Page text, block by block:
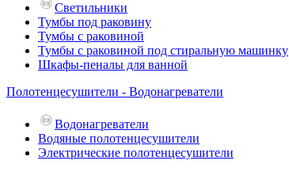
Светильники
Тумбы под раковину
Тумбы с раковиной
Тумбы с раковиной под стиральную машинку
Шкафы-пеналы для ванной
Полотенцесушители - Водонагреватели
Водонагреватели
Водяные полотенцесушители
Электрические полотенцесушители